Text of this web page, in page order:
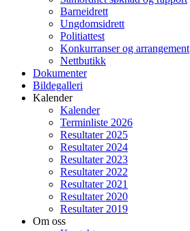
Barneidrett
Ungdomsidrett
Politiattest
Konkurranser og arrangement
Nettbutikk
Dokumenter
Bildegalleri
Kalender
Kalender
Terminliste 2026
Resultater 2025
Resultater 2024
Resultater 2023
Resultater 2022
Resultater 2021
Resultater 2020
Resultater 2019
Om oss